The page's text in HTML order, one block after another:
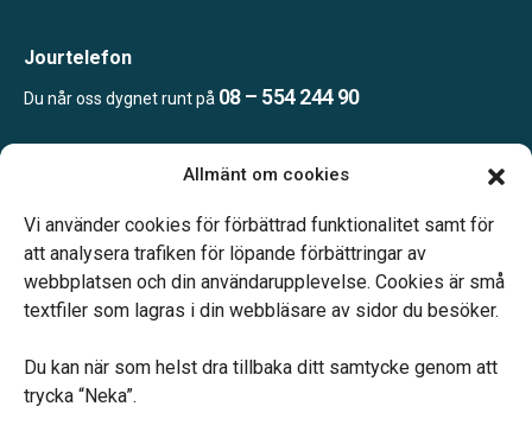
Allmänt om cookies
Vi använder cookies för förbättrad funktionalitet samt för
att analysera trafiken för löpande förbättringar av
webbplatsen och din användarupplevelse. Cookies är små
textfiler som lagras i din webbläsare av sidor du besöker.
Du kan när som helst dra tillbaka ditt samtycke genom att
trycka “Neka”.
Jourtelefon
Du når oss dygnet runt på 08 – 554 244 90
Mån & Ons: 13.30 – 16.30
Annan tid efter överenskommelse